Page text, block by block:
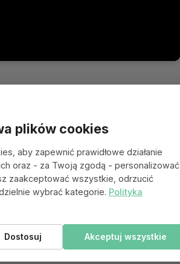
plików cookies
aby zapewnić prawidłowe działanie
oraz - za Twoją zgodą - personalizować
zaakceptować wszystkie, odrzucić
wybrać kategorie. Polityka
Dostosuj Akceptuj wszystkie